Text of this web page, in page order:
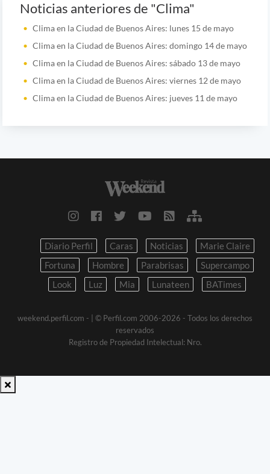
Noticias anteriores de "Clima"
Clima en la Ciudad de Buenos Aires: lunes 15 de mayo
Clima en la Ciudad de Buenos Aires: domingo 14 de mayo
Clima en la Ciudad de Buenos Aires: sábado 13 de mayo
Clima en la Ciudad de Buenos Aires: viernes 12 de mayo
Clima en la Ciudad de Buenos Aires: jueves 11 de mayo
Diario Perfil Caras Noticias
Marie Claire
Fortuna
Hombre Parabrisas
Supercampo
Look
Luz Mia Lunateen BATimes
weekend.perfil.com - | © Perfil.com 2006-2026 - Todos los derechos
reservados
Registro de Propiedad Intelectual: Nro.